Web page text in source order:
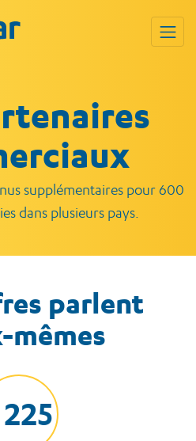
supplémentaires pour 600
dans plusieurs pays.
parlent
mêmes
225